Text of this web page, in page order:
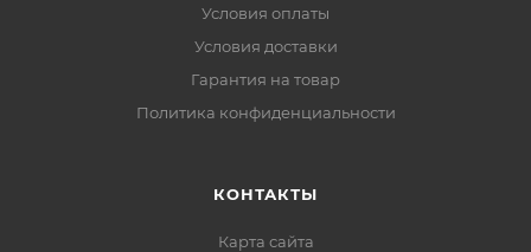
Условия оплаты
Условия доставки
Гарантия на товар
Политика конфиденциальности
КОНТАКТЫ
Карта сайта